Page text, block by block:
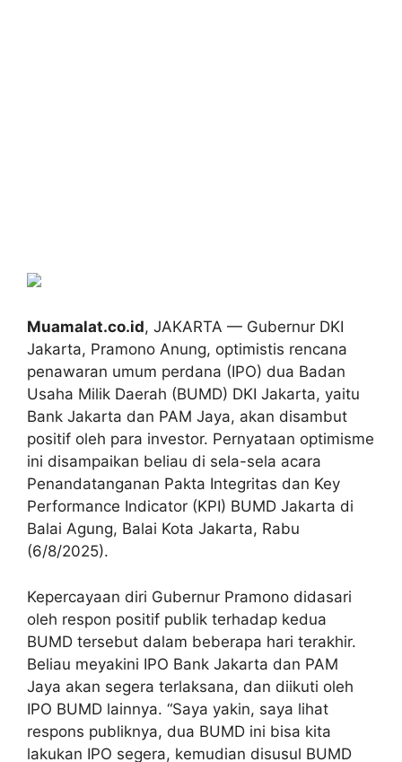
Muamalat.co.id, JAKARTA — Gubernur DKI
Jakarta, Pramono Anung, optimistis rencana
penawaran umum perdana (IPO) dua Badan
Usaha Milik Daerah (BUMD) DKI Jakarta, yaitu
Bank Jakarta dan PAM Jaya, akan disambut
positif oleh para investor. Pernyataan optimisme
ini disampaikan beliau di sela-sela acara
Penandatanganan Pakta Integritas dan Key
Performance Indicator (KPI) BUMD Jakarta di
Balai Agung, Balai Kota Jakarta, Rabu
(6/8/2025).
Kepercayaan diri Gubernur Pramono didasari
oleh respon positif publik terhadap kedua
BUMD tersebut dalam beberapa hari terakhir.
Beliau meyakini IPO Bank Jakarta dan PAM
Jaya akan segera terlaksana, dan diikuti oleh
IPO BUMD lainnya. “Saya yakin, saya lihat
respons publiknya, dua BUMD ini bisa kita
lakukan IPO segera, kemudian disusul BUMD